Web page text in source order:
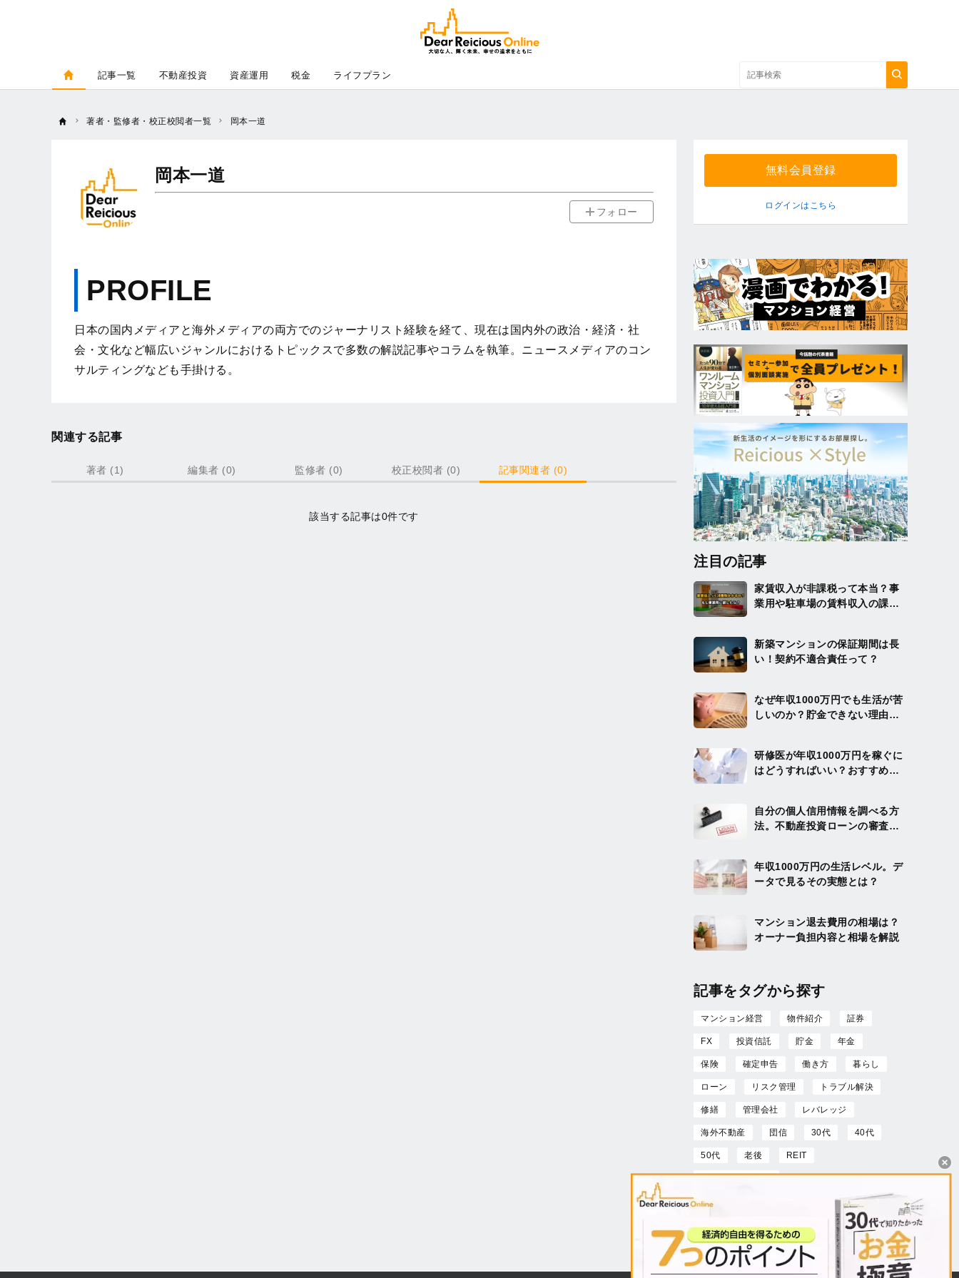
記事一覧 不動産投資 資産運用 税金 ライフプラン
著者・監修者・校正校閲者一覧 岡本一道
岡本一道
フォロー
PROFILE
日本の国内メディアと海外メディアの両方でのジャーナリスト経験を経て、現在は国内外の政治・経済・社
会・文化など幅広いジャンルにおけるトピックスで多数の解説記事やコラムを執筆。ニュースメディアのコン
サルティングなども手掛ける。
関連する記事
著者 (1) 編集者 (0) 監修者 (0) 校正校閲者 (0) 記事関連者 (0)
該当する記事は0件です
無料会員登録
ログインはこちら
注目の記事
家賃収入が非課税って本当？事
業用や駐車場の賃料収入の課税
新築マンションの保証期間は長
い！契約不適合責任って？
なぜ年収1000万円でも生活が苦
しいのか？貯金できない理由と
研修医が年収1000万円を稼ぐに
はどうすればいい？おすすめの
自分の個人信用情報を調べる方
法。不動産投資ローンの審査を
年収1000万円の生活レベル。デ
ータで見るその実態とは？
マンション退去費用の相場は？
オーナー負担内容と相場を解説
記事をタグから探す
マンション経営 物件紹介 証券
FX 投資信託 貯金 年金
保険 確定申告 働き方 暮らし
ローン リスク管理 トラブル解決
修繕 管理会社 レバレッジ
海外不動産 団信 30代 40代
50代 老後 REIT
キャッシュフロー